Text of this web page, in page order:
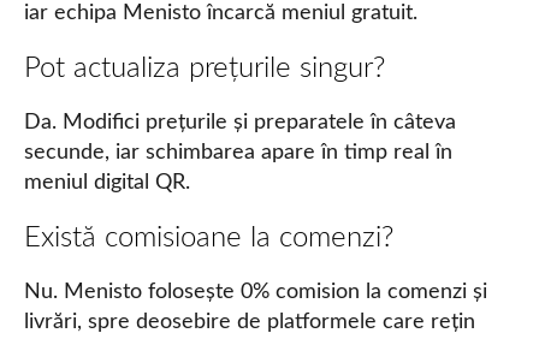
iar echipa Menisto încarcă meniul gratuit.
Pot actualiza prețurile singur?
Da. Modifici prețurile și preparatele în câteva
secunde, iar schimbarea apare în timp real în
meniul digital QR.
Există comisioane la comenzi?
Nu. Menisto folosește 0% comision la comenzi și
livrări, spre deosebire de platformele care rețin